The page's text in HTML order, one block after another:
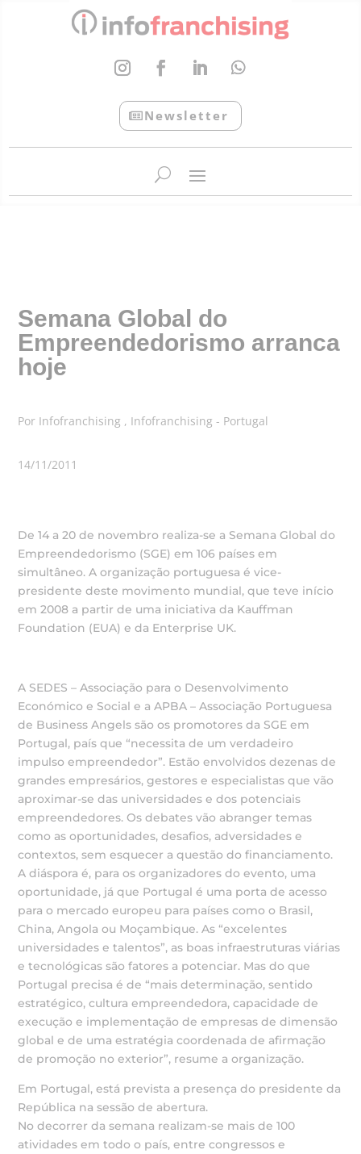
Newsletter
Semana Global do
Empreendedorismo arranca
hoje
Por Infofranchising , Infofranchising - Portugal
14/11/2011
De 14 a 20 de novembro realiza-se a Semana Global do
Empreendedorismo (SGE) em 106 países em
simultâneo. A organização portuguesa é vice-
presidente deste movimento mundial, que teve início
em 2008 a partir de uma iniciativa da Kauffman
Foundation (EUA) e da Enterprise UK.
A SEDES – Associação para o Desenvolvimento
Económico e Social e a APBA – Associação Portuguesa
de Business Angels são os promotores da SGE em
Portugal, país que “necessita de um verdadeiro
impulso empreendedor”. Estão envolvidos dezenas de
grandes empresários, gestores e especialistas que vão
aproximar-se das universidades e dos potenciais
empreendedores. Os debates vão abranger temas
como as oportunidades, desafios, adversidades e
contextos, sem esquecer a questão do financiamento.
A diáspora é, para os organizadores do evento, uma
oportunidade, já que Portugal é uma porta de acesso
para o mercado europeu para países como o Brasil,
China, Angola ou Moçambique. As “excelentes
universidades e talentos”, as boas infraestruturas viárias
e tecnológicas são fatores a potenciar. Mas do que
Portugal precisa é de “mais determinação, sentido
estratégico, cultura empreendedora, capacidade de
execução e implementação de empresas de dimensão
global e de uma estratégia coordenada de afirmação
de promoção no exterior”, resume a organização.
Em Portugal, está prevista a presença do presidente da
República na sessão de abertura.
No decorrer da semana realizam-se mais de 100
atividades em todo o país, entre congressos e